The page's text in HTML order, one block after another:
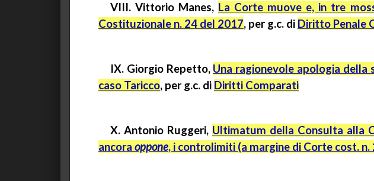
VIII. Vittorio Manes, La Corte muove e, in tre
Costituzionale n. 24 del 2017, per g.c. di Diritto Penale
IX. Giorgio Repetto, Una ragionevole apologia della
caso Taricco, per g.c. di Diritti Comparati
X. Antonio Ruggeri, Ultimatum della Consulta alla
ancora oppone, i controlimiti (a margine di Corte cost.